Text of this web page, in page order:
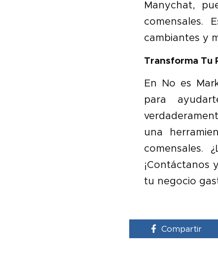
Manychat,
comensales.
cambiantes y
Transforma Tu
En No es
para
una
comensales.
¡Contáctanos
tu negocio
Compartir